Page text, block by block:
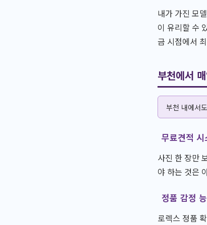
내가 가진 모
이 유리할 수
금 시점에서
부천에서
부천 내에서
무료견적 시
사진 한 장만
야 하는 것은
정품 감정
로렉스 정품